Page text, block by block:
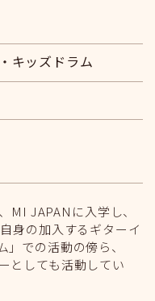
キッズドラム
MI JAPANに入学し、
身の加入するギターイ
での活動の傍ら、
としても活動してい